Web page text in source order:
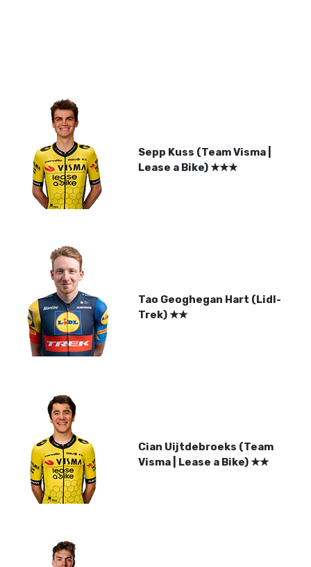
Sepp Kuss (Team Visma |
Lease a Bike)★★★
Tao Geoghegan Hart (Lidl-
Trek)★★
Cian Uijtdebroeks (Team
Visma | Lease a Bike)★★